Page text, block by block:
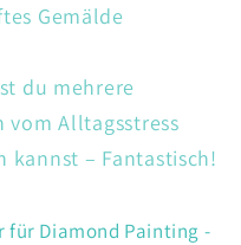
Gemälde
du mehrere
vom Alltagsstress
kannst – Fantastisch!
für Diamond Painting -